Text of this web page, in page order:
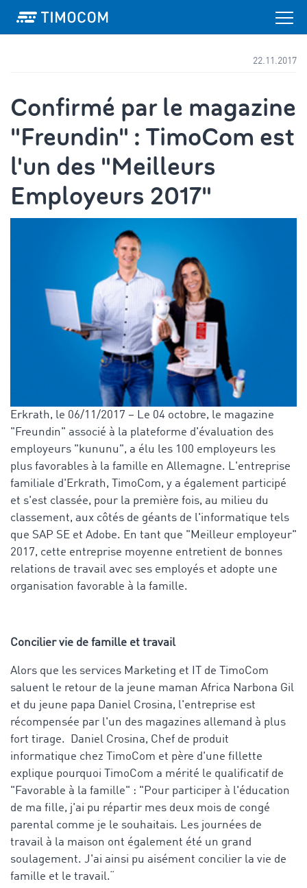
22.11.2017
Confirmé par le magazine
"Freundin" : TimoCom est
l'un des "Meilleurs
Employeurs 2017"
Erkrath, le 06/11/2017 – Le 04 octobre, le magazine
"Freundin" associé à la plateforme d'évaluation des
employeurs "kununu", a élu les 100 employeurs les
plus favorables à la famille en Allemagne. L'entreprise
familiale d'Erkrath, TimoCom, y a également participé
et s'est classée, pour la première fois, au milieu du
classement, aux côtés de géants de l'informatique tels
que SAP SE et Adobe. En tant que "Meilleur employeur"
2017, cette entreprise moyenne entretient de bonnes
relations de travail avec ses employés et adopte une
organisation favorable à la famille.
Concilier vie de famille et travail
Alors que les services Marketing et IT de TimoCom
saluent le retour de la jeune maman Africa Narbona Gil
et du jeune papa Daniel Crosina, l'entreprise est
récompensée par l'un des magazines allemand à plus
fort tirage. Daniel Crosina, Chef de produit
informatique chez TimoCom et père d'une fillette
explique pourquoi TimoCom a mérité le qualificatif de
"Favorable à la famille" : "Pour participer à l'éducation
de ma fille, j'ai pu répartir mes deux mois de congé
parental comme je le souhaitais. Les journées de
travail à la maison ont également été un grand
soulagement. J'ai ainsi pu aisément concilier la vie de
famille et le travail.“